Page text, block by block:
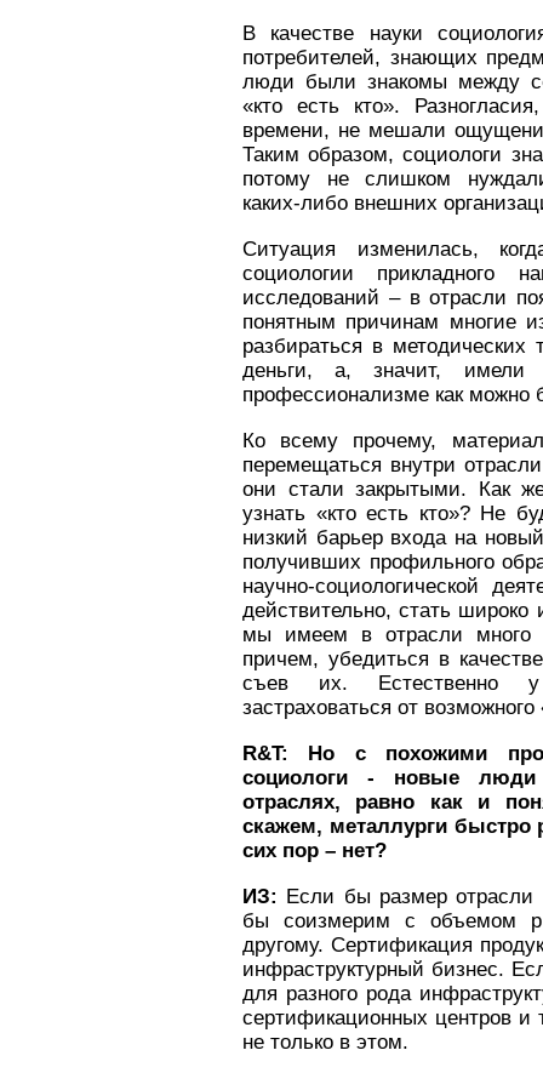
В качестве науки
потребителей, знающих
люди были знакомы между
«кто есть кто».
времени, не мешали
Таким образом, социологи
потому не слишком
каких-либо внешних
Ситуация изменилась,
социологии прикладного
исследований – в отрасли
понятным причинам многие
разбираться в
деньги, а, значит,
профессионализме как можно
Ко всему прочему,
перемещаться внутри
они стали закрытыми. Как
узнать «кто есть кто»? Не
низкий барьер входа на
получивших профильного
научно-социологической
действительно, стать
мы имеем в отрасли много
причем, убедиться в
съев их. Естественно у
застраховаться от
R&T: Но с похожими
социологи - новые люди
отраслях, равно как и
скажем, металлурги быстро
сих пор – нет?
ИЗ: Если бы размер отрасли
бы соизмерим с объемом
другому. Сертификация
инфраструктурный бизнес.
для разного рода
сертификационных центров и
не только в этом.